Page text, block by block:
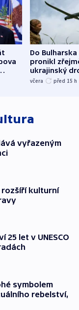
Do Bulharska
pronikl
ukrajinský
explodoval
včera před 15 h
vyřazeným
rozšíří kulturní
25 let v UNESCO
symbolem
rebelství,